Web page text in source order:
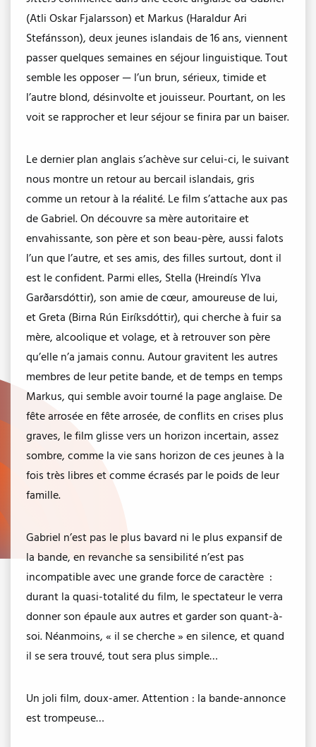
(Atli Oskar Fjalarsson) et Markus (Haraldur Ari
Stefánsson), deux jeunes islandais de 16 ans, viennent
passer quelques semaines en séjour linguistique. Tout
semble les opposer — l’un brun, sérieux, timide et
l’autre blond, désinvolte et jouisseur. Pourtant, on les
voit se rapprocher et leur séjour se finira par un baiser.
Le dernier plan anglais s’achève sur celui-ci, le suivant
nous montre un retour au bercail islandais, gris
comme un retour à la réalité. Le film s’attache aux pas
de Gabriel. On découvre sa mère autoritaire et
envahissante, son père et son beau-père, aussi falots
l’un que l’autre, et ses amis, des filles surtout, dont il
est le confident. Parmi elles, Stella (Hreindís Ylva
Garðarsdóttir), son amie de cœur, amoureuse de lui,
et Greta (Birna Rún Eiríksdóttir), qui cherche à fuir sa
mère, alcoolique et volage, et à retrouver son père
qu’elle n’a jamais connu. Autour gravitent les autres
membres de leur petite bande, et de temps en temps
Markus, qui semble avoir tourné la page anglaise. De
fête arrosée en fête arrosée, de conflits en crises plus
graves, le film glisse vers un horizon incertain, assez
sombre, comme la vie sans horizon de ces jeunes à la
fois très libres et comme écrasés par le poids de leur
famille.
Gabriel n’est pas le plus bavard ni le plus expansif de
la bande, en revanche sa sensibilité n’est pas
incompatible avec une grande force de caractère :
durant la quasi-totalité du film, le spectateur le verra
donner son épaule aux autres et garder son quant-à-
soi. Néanmoins, « il se cherche » en silence, et quand
il se sera trouvé, tout sera plus simple…
Un joli film, doux-amer. Attention : la bande-annonce
est trompeuse…